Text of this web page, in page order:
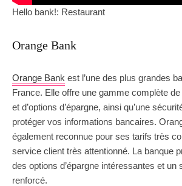
Hello bank!: Restaurant
Orange Bank
Orange Bank est l’une des plus grandes
France. Elle offre une gamme complète
et d’options d’épargne, ainsi qu’une
protéger vos informations bancaires.
également reconnue pour ses tarifs très
service client très attentionné. La banque
des options d’épargne intéressantes et
renforcé.